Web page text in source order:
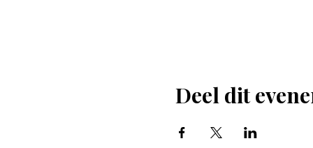
Deel dit